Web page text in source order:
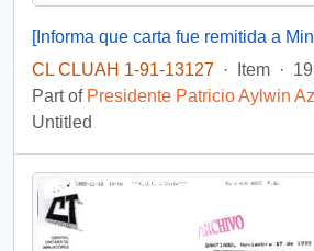
CL CLUAH 1-91-13127 · Item ·
Part of Presidente Patricio Aylwin
Untitled